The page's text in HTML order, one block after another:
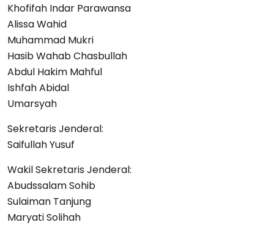
Khofifah Indar Parawansa
Alissa Wahid
Muhammad Mukri
Hasib Wahab Chasbullah
Abdul Hakim Mahful
Ishfah Abidal
Umarsyah
Sekretaris Jenderal:
Saifullah Yusuf
Wakil Sekretaris Jenderal:
Abudssalam Sohib
Sulaiman Tanjung
Maryati Solihah